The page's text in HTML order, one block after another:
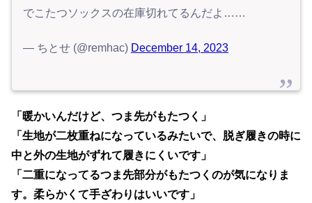
でこたつソックスの在庫切れてるんだよ……
— ちとせ (@remhac) December 14, 2023
「暖かいんだけど、つま先がもたつく」
「生地が二枚重ねになっているみたいで、脱ぎ履きの時に
中と外の生地がずれて履きにくいです」
「二重になってるつま先部分がもたつくのが気になりま
す。柔らかくて手ざわりはいいです」